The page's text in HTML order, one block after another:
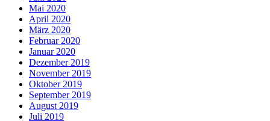
Mai 2020
April 2020
März 2020
Februar 2020
Januar 2020
Dezember 2019
November 2019
Oktober 2019
September 2019
August 2019
Juli 2019